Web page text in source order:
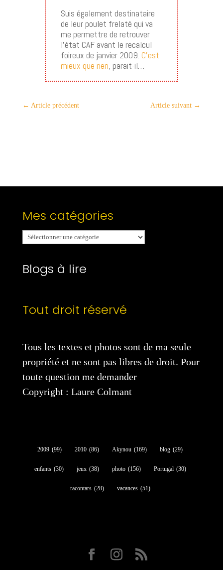
Suis également destinataire
de leur poulet frelaté qui va
me permettre de retrouver
l’état CAF avant le recalcul
foireux de janvier 2009. C’est
mieux que rien, parait-il…
← Article précédent Article suivant →
Mes catégories
Mes
catégories
Blogs à lire
Tout droit réservé
Tous les textes et photos sont de ma seule
propriété et ne sont pas libres de droit. Pour
toute question me demander
Copyright : Laure Colmant
2009 (99) 2010 (86) Akynou (169) blog (29)
enfants (30) jeux (38) photo (156) Portugal (30)
racontars (28) vacances (51)